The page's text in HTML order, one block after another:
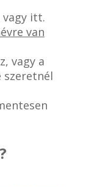
vagy itt.
van
vagy a
szeretnél